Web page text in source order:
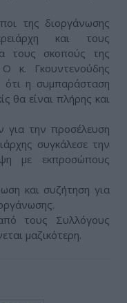
της διοργάνωσης
και τους
τους σκοπούς της
κ. Γκουντενούδης
ότι η συμπαράσταση
θα είναι πλήρης και
για την προσέλευση
συγκάλεσε την
με εκπροσώπους
και συζήτηση για
τους Συλλόγους
μαζικότερη.